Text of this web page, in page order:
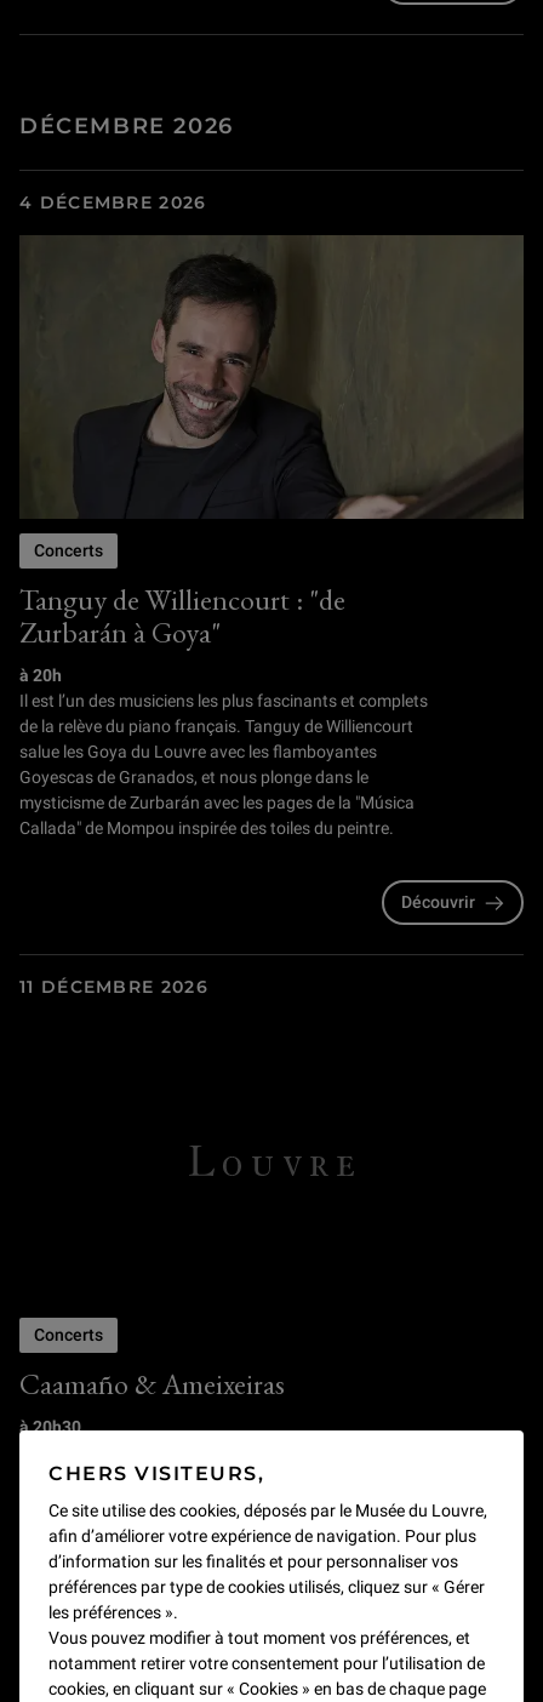
CHERS VISITEURS,
Ce site utilise des cookies, déposés par le Musée du Louvre,
afin d’améliorer votre expérience de navigation. Pour plus
d’information sur les finalités et pour personnaliser vos
préférences par type de cookies utilisés, cliquez sur « Gérer
les préférences ».
Vous pouvez modifier à tout moment vos préférences, et
notamment retirer votre consentement pour l’utilisation de
cookies, en cliquant sur « Cookies » en bas de chaque page
DÉCEMBRE 2026
4 DÉCEMBRE 2026
Tanguy de Williencourt : "de
Zurbarán à Goya"
Concerts
à 20h
Il est l’un des musiciens les plus fascinants et complets
de la relève du piano français. Tanguy de Williencourt
salue les Goya du Louvre avec les flamboyantes
Goyescas de Granados, et nous plonge dans le
mysticisme de Zurbarán avec les pages de la "Música
Callada" de Mompou inspirée des toiles du peintre.
Découvrir
11 DÉCEMBRE 2026
Caamaño & Ameixeiras
Concerts
à 20h30
Caamañoet du violon et de la voix d'
les deux musiciennes comptent parmi les figures les
plus singulières du renouveau des musiques
traditionnelles espagnoles.
Découvrir